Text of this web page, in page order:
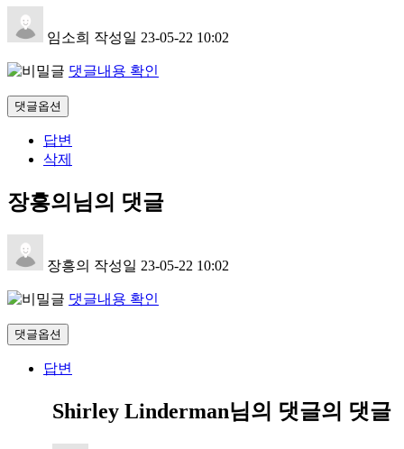
임소희 작성일 23-05-22 10:02
댓글내용 확인
댓글옵션
답변
삭제
장흥의님의 댓글
장흥의 작성일 23-05-22 10:02
댓글내용 확인
댓글옵션
답변
Shirley Linderman님의 댓글의 댓글